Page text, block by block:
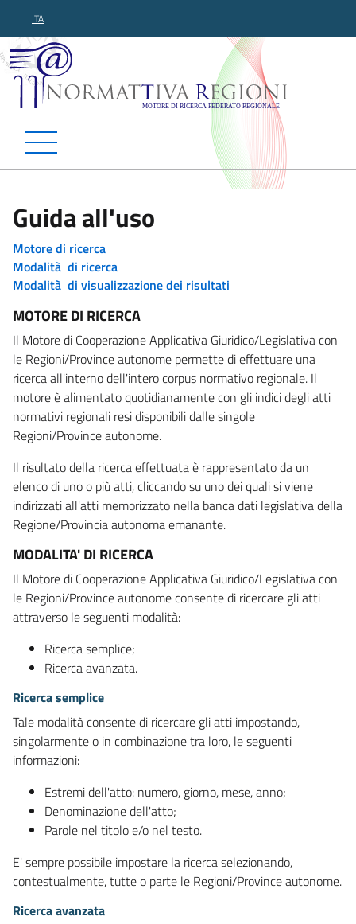
ITA
Normattiva Regioni -
Guida all'uso
Motore di ricerca
Modalità di ricerca
Modalità di visualizzazione dei risultati
MOTORE DI RICERCA
Il Motore di Cooperazione Applicativa Giuridico/Legislativa con
le Regioni/Province autonome permette di effettuare una
ricerca all'interno dell'intero corpus normativo regionale. Il
motore è alimentato quotidianamente con gli indici degli atti
normativi regionali resi disponibili dalle singole
Regioni/Province autonome.
Il risultato della ricerca effettuata è rappresentato da un
elenco di uno o più atti, cliccando su uno dei quali si viene
indirizzati all'atti memorizzato nella banca dati legislativa della
Regione/Provincia autonoma emanante.
MODALITA' DI RICERCA
Il Motore di Cooperazione Applicativa Giuridico/Legislativa con
le Regioni/Province autonome consente di ricercare gli atti
attraverso le seguenti modalità:
Ricerca semplice;
Ricerca avanzata.
Ricerca semplice
Tale modalità consente di ricercare gli atti impostando,
singolarmente o in combinazione tra loro, le seguenti
informazioni:
Estremi dell'atto: numero, giorno, mese, anno;
Denominazione dell'atto;
Parole nel titolo e/o nel testo.
E' sempre possibile impostare la ricerca selezionando,
contestualmente, tutte o parte le Regioni/Province autonome.
Ricerca avanzata